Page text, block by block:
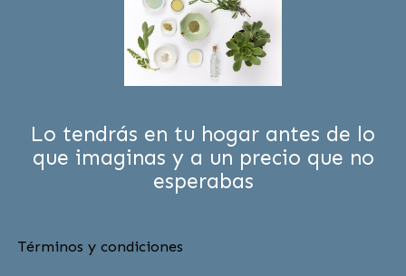
Lo tendrás en tu hogar antes de lo
que imaginas y a un precio que no
esperabas
Términos y condiciones